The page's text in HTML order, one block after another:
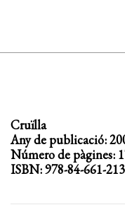
Cruïlla
Any de publicació:
Número de pàgines:
ISBN: 978-84-661-